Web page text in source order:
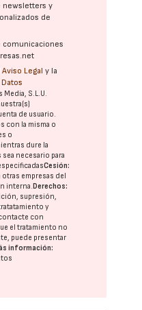
newsletters y
de
comunicaciones
Aviso Legal y la
Media, S.L.U.
de usuario.
con la misma o
o
dure la
necesario para
Cesión:
otras empresas del
interna.Derechos:
supresión,
y
con
el tratamiento no
puede presentar
información: